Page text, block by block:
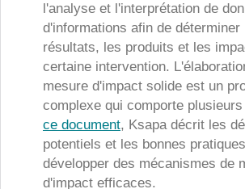
l'analyse et l'interprétation de
d'informations afin de déterminer
résultats, les produits et les
certaine intervention.
mesure d'impact solide est un
complexe qui comporte
ce document, Ksapa décrit les
potentiels et les bonnes
développer des mécanismes de
d'impact efficaces.